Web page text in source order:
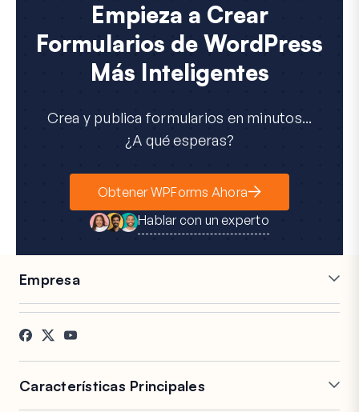
Empieza a Crear
Formularios de WordPress
Más Inteligentes
Crea y publica formularios en minutos...
¿A qué esperas?
Obtener WPForms Ahora
Hablar con un experto
Empresa
Carreras
Testimonios
Afiliados
Características Principales